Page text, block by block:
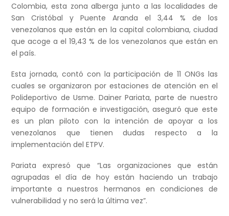
Colombia, esta zona alberga junto a las localidades de
San Cristóbal y Puente Aranda el 3,44 % de los
venezolanos que están en la capital colombiana, ciudad
que acoge a el 19,43 % de los venezolanos que están en
el país.
Esta jornada, contó con la participación de 11 ONGs las
cuales se organizaron por estaciones de atención en el
Polideportivo de Usme. Dainer Pariata, parte de nuestro
equipo de formación e investigación, aseguró que este
es un plan piloto con la intención de apoyar a los
venezolanos que tienen dudas respecto a la
implementación del ETPV.
Pariata expresó que “Las organizaciones que están
agrupadas el día de hoy están haciendo un trabajo
importante a nuestros hermanos en condiciones de
vulnerabilidad y no será la última vez”.